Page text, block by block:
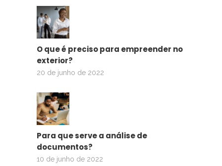
O que é preciso para empreender no
exterior?
20 de junho de 2022
Para que serve a análise de
documentos?
10 de junho de 2022